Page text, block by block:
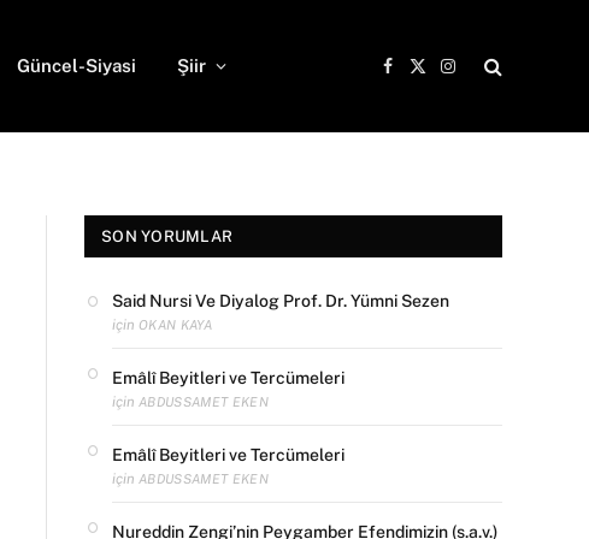
Güncel-Siyasi Şiir
Facebook
X
Instagram
SON YORUMLAR
Said Nursi Ve Diyalog Prof. Dr. Yümni Sezen
için OKAN KAYA
Emâlî Beyitleri ve Tercümeleri
için ABDUSSAMET EKEN
Emâlî Beyitleri ve Tercümeleri
için ABDUSSAMET EKEN
Nureddin Zengi’nin Peygamber Efendimizin (s.a.v.)